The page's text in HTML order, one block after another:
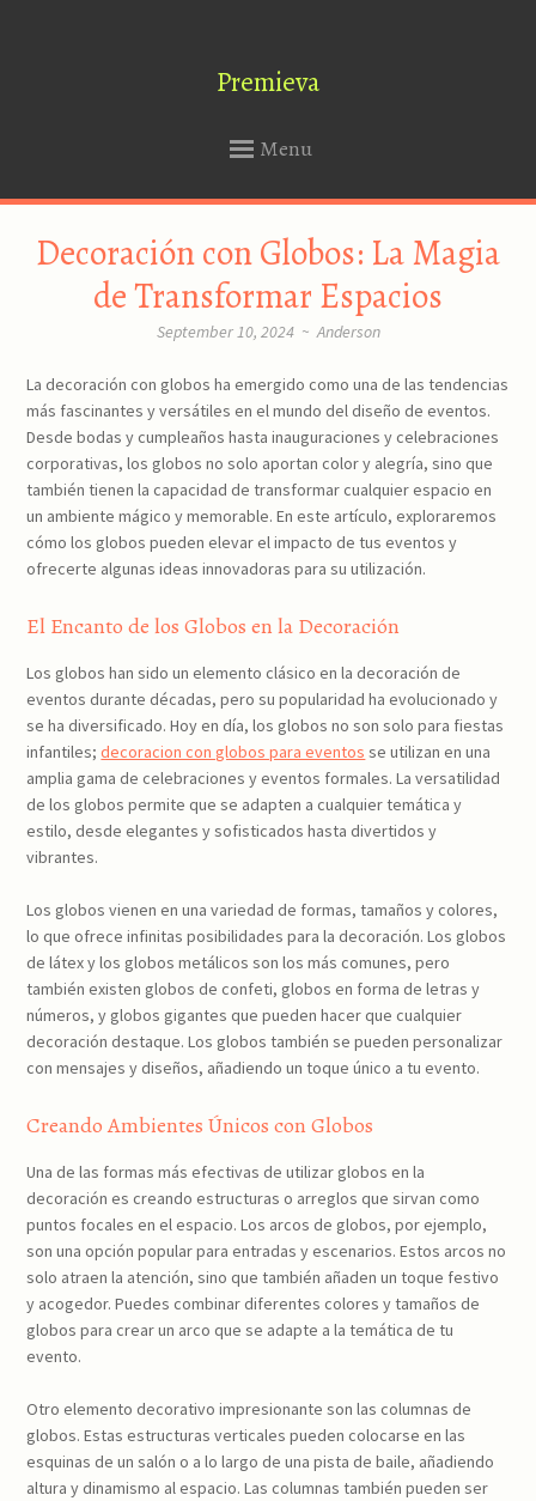
Premieva
Menu
Decoración con Globos: La Magia
de Transformar Espacios
September 10, 2024 ~ Anderson
La decoración con globos ha emergido como una de las tendencias
más fascinantes y versátiles en el mundo del diseño de eventos.
Desde bodas y cumpleaños hasta inauguraciones y celebraciones
corporativas, los globos no solo aportan color y alegría, sino que
también tienen la capacidad de transformar cualquier espacio en
un ambiente mágico y memorable. En este artículo, exploraremos
cómo los globos pueden elevar el impacto de tus eventos y
ofrecerte algunas ideas innovadoras para su utilización.
El Encanto de los Globos en la Decoración
Los globos han sido un elemento clásico en la decoración de
eventos durante décadas, pero su popularidad ha evolucionado y
se ha diversificado. Hoy en día, los globos no son solo para fiestas
infantiles;decoracion con globos para eventos se utilizan en una
amplia gama de celebraciones y eventos formales. La versatilidad
de los globos permite que se adapten a cualquier temática y
estilo, desde elegantes y sofisticados hasta divertidos y
vibrantes.
Los globos vienen en una variedad de formas, tamaños y colores,
lo que ofrece infinitas posibilidades para la decoración. Los globos
de látex y los globos metálicos son los más comunes, pero
también existen globos de confeti, globos en forma de letras y
números, y globos gigantes que pueden hacer que cualquier
decoración destaque. Los globos también se pueden personalizar
con mensajes y diseños, añadiendo un toque único a tu evento.
Creando Ambientes Únicos con Globos
Una de las formas más efectivas de utilizar globos en la
decoración es creando estructuras o arreglos que sirvan como
puntos focales en el espacio. Los arcos de globos, por ejemplo,
son una opción popular para entradas y escenarios. Estos arcos no
solo atraen la atención, sino que también añaden un toque festivo
y acogedor. Puedes combinar diferentes colores y tamaños de
globos para crear un arco que se adapte a la temática de tu
evento.
Otro elemento decorativo impresionante son las columnas de
globos. Estas estructuras verticales pueden colocarse en las
esquinas de un salón o a lo largo de una pista de baile, añadiendo
altura y dinamismo al espacio. Las columnas también pueden ser